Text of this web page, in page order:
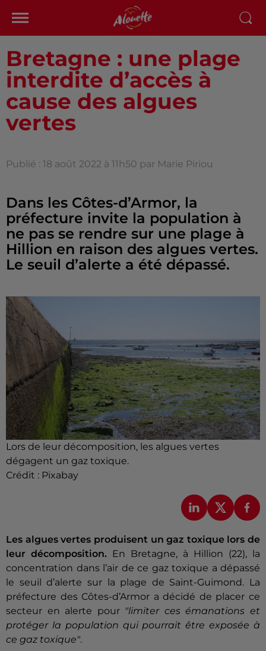
Bretagne : une plage
interdite d’accès à
cause des algues
vertes
Publié : 18 août 2022 à 11h50 par Marie Piriou
Dans les Côtes-d’Armor, la
préfecture invite la population à
ne pas se rendre sur une plage à
Hillion en raison des algues vertes.
Le seuil d’alerte a été dépassé.
Lors de leur décomposition, les algues vertes
dégagent un gaz toxique.
Crédit : Pixabay
Les algues vertes produisent un gaz toxique lors de
leur décomposition.
En Bretagne, à Hillion (22), la
concentration dans l’air de ce gaz toxique a dépassé
le seuil d’alerte sur la plage de Saint-Guimond. La
préfecture des Côtes-d’Armor a décidé de placer ce
secteur en alerte pour "limiter ces émanations et
protéger la population qui pourrait être exposée à
ce gaz toxique".